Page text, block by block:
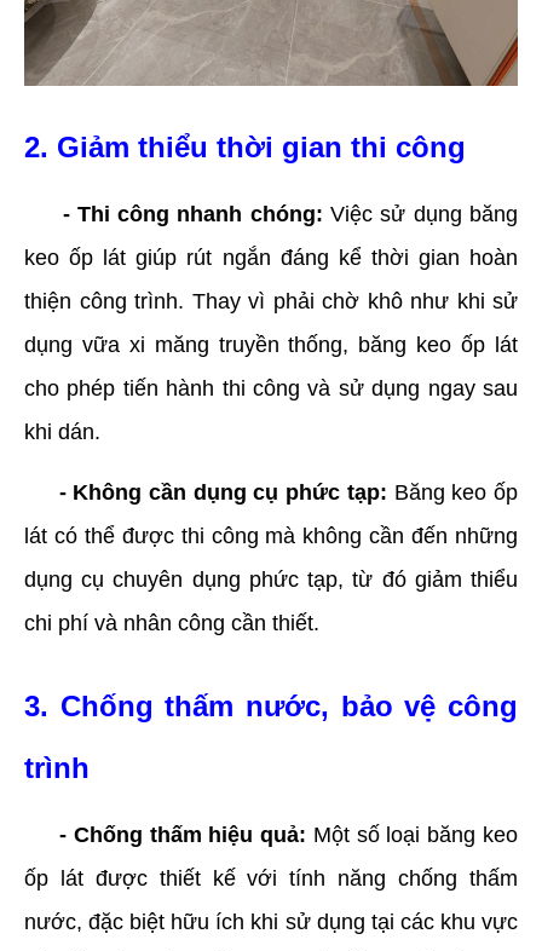
2. Giảm thiểu thời gian thi công
- Thi công nhanh chóng:Việc sử dụng băng
keo ốp lát giúp rút ngắn đáng kể thời gian hoàn
thiện công trình. Thay vì phải chờ khô như khi sử
dụng vữa xi măng truyền thống, băng keo ốp lát
cho phép tiến hành thi công và sử dụng ngay sau
khi dán.
- Không cần dụng cụ phức tạp: Băng keo ốp
lát có thể được thi công mà không cần đến những
dụng cụ chuyên dụng phức tạp, từ đó giảm thiểu
chi phí và nhân công cần thiết.
3. Chống thấm nước, bảo vệ công
trình
- Chống thấm hiệu quả: Một số loại băng keo
ốp lát được thiết kế với tính năng chống thấm
nước, đặc biệt hữu ích khi sử dụng tại các khu vực